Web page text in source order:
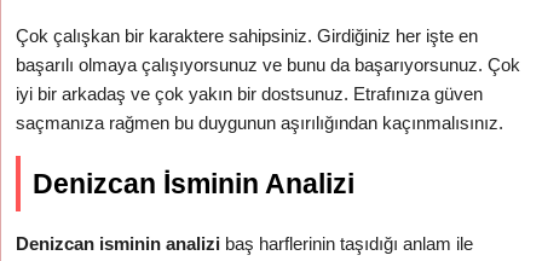
Çok çalışkan bir karaktere sahipsiniz. Girdiğiniz her işte en
başarılı olmaya çalışıyorsunuz ve bunu da başarıyorsunuz. Çok
iyi bir arkadaş ve çok yakın bir dostsunuz. Etrafınıza güven
saçmanıza rağmen bu duygunun aşırılığından kaçınmalısınız.
Denizcan İsminin Analizi
Denizcan isminin analizi baş harflerinin taşıdığı anlam ile